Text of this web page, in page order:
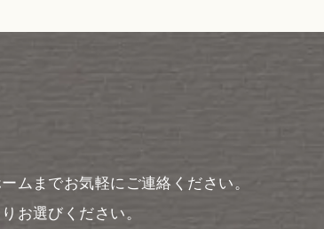
ムまでお気軽にご連絡ください。
お選びください。